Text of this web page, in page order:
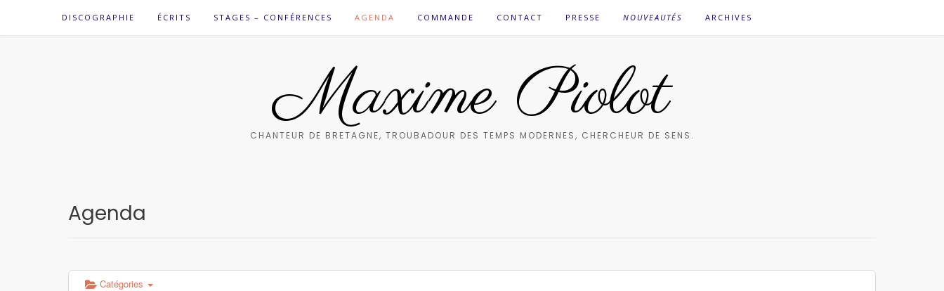
DISCOGRAPHIE ÉCRITS STAGES – CONFÉRENCES AGENDA COMMANDE CONTACT PRESSE NOUVEAUTÉS ARCHIVES
Maxime Piolot
CHANTEUR DE BRETAGNE, TROUBADOUR DES TEMPS MODERNES, CHERCHEUR DE SENS.
Agenda
Catégories